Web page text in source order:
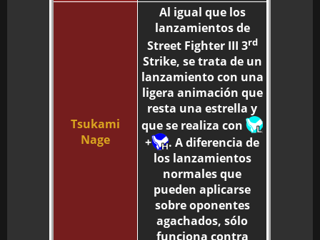
Tsukami
Nage
Al igual que los
lanzamientos de
Street Fighter III 3rd
Strike, se trata de un
lanzamiento con una
ligera animación que
resta una estrella y
que se realiza con
+
. A diferencia de
los lanzamientos
normales que
pueden aplicarse
sobre oponentes
agachados, sólo
funciona contra